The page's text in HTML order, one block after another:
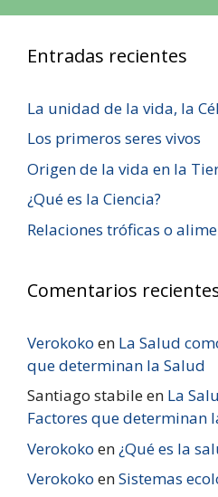
Entradas recientes
La unidad de la vida, la
Los primeros seres vivos
Origen de la vida en la
¿Qué es la Ciencia?
Relaciones tróficas o
Comentarios
Verokoko en La Salud
que determinan la Salud
Santiago stabileen La
Factores que determinan
Verokoko en ¿Qué es la
Verokoko enSistemas